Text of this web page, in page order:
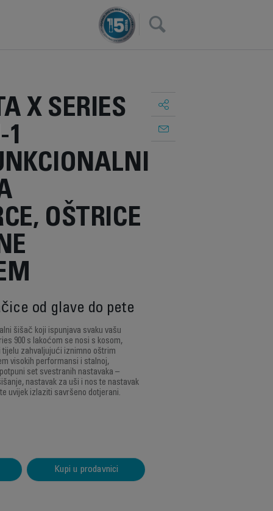
×
X SERIES
1
OŠTRICE
od glave do pete
šišač koji ispunjava svaku vašu
900 s lakoćom se nosi s kosom,
zahvaljujući iznimno oštrim
visokih performansi i stalnoj,
set svestranih nastavaka –
nastavak za uši i nos te nastavak
uvijek izlaziti savršeno dotjerani.
Kupi u prodavnici